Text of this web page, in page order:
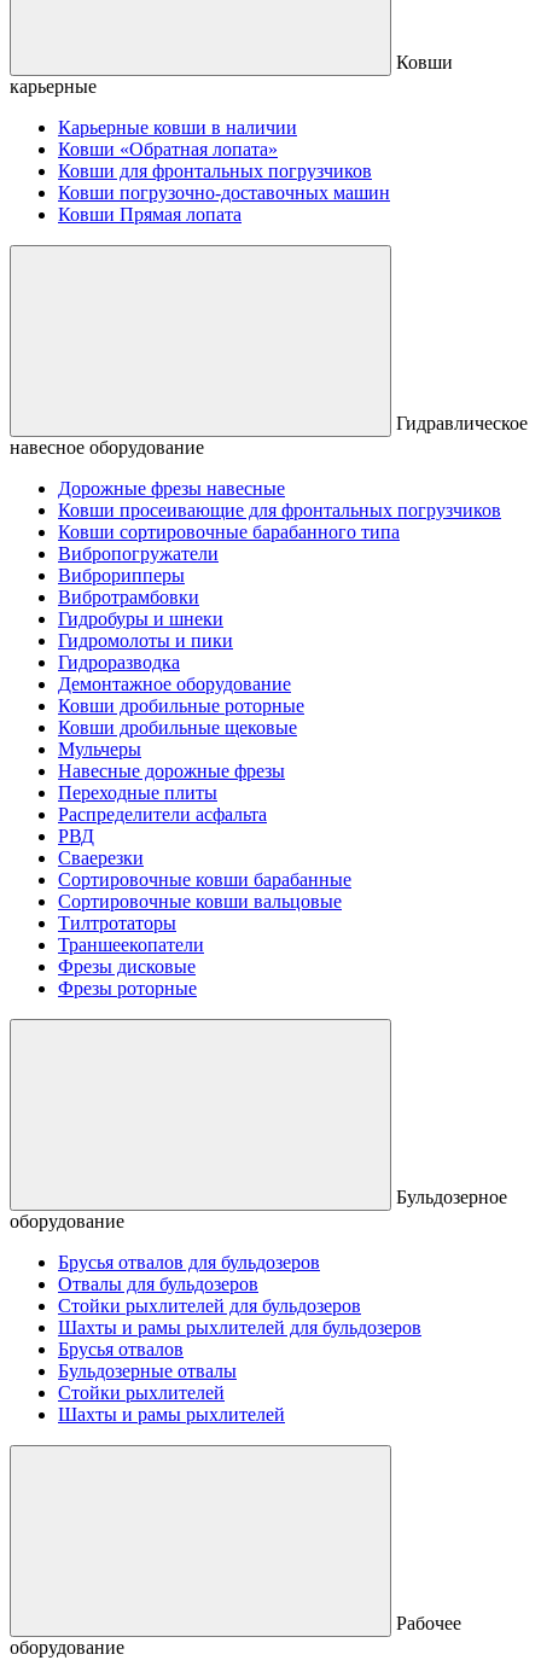
Ковши
карьерные
Карьерные ковши в наличии
Ковши «Обратная лопата»
Ковши для фронтальных погрузчиков
Ковши погрузочно-доставочных машин
Ковши Прямая лопата
Гидравлическое
навесное оборудование
Дорожные фрезы навесные
Ковши просеивающие для фронтальных погрузчиков
Ковши сортировочные барабанного типа
Вибропогружатели
Виброрипперы
Вибротрамбовки
Гидробуры и шнеки
Гидромолоты и пики
Гидроразводка
Демонтажное оборудование
Ковши дробильные роторные
Ковши дробильные щековые
Мульчеры
Навесные дорожные фрезы
Переходные плиты
Распределители асфальта
РВД
Сваерезки
Сортировочные ковши барабанные
Сортировочные ковши вальцовые
Тилтротаторы
Траншеекопатели
Фрезы дисковые
Фрезы роторные
Бульдозерное
оборудование
Брусья отвалов для бульдозеров
Отвалы для бульдозеров
Стойки рыхлителей для бульдозеров
Шахты и рамы рыхлителей для бульдозеров
Брусья отвалов
Бульдозерные отвалы
Стойки рыхлителей
Шахты и рамы рыхлителей
Рабочее
оборудование